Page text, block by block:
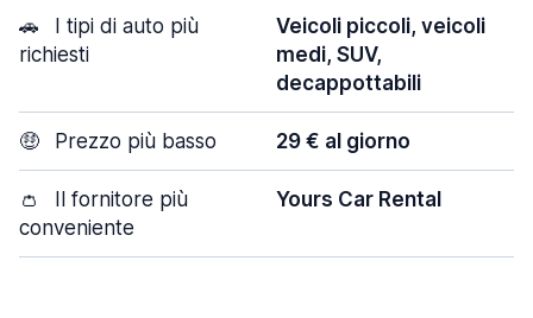
🚗
I tipi di auto più
richiesti
Veicoli piccoli, veicoli
medi, SUV,
decappottabili
🤑 Prezzo più basso 29 € al giorno
👛
Il fornitore più
conveniente
Yours Car Rental